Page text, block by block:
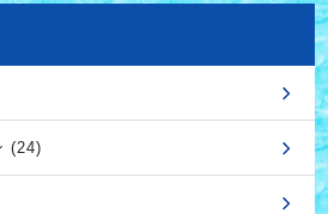
(24)